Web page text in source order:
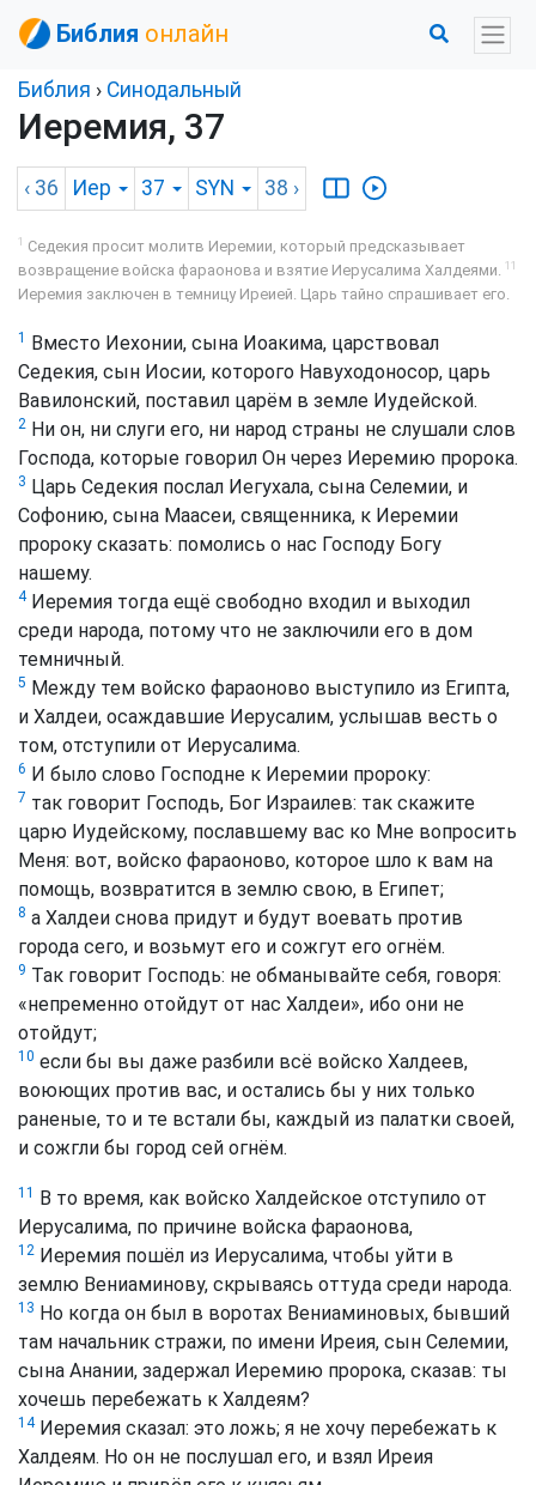
Библия онлайн
Библия › Синодальный
Иеремия, 37
‹ 36 Иер 37 SYN 38 ›
1 Седекия просит молитв Иеремии, который предсказывает
возвращение войска фараонова и взятие Иерусалима Халдеями. 11
Иеремия заключен в темницу Иреией. Царь тайно спрашивает его.
1 Вместо Иехонии, сына Иоакима, царствовал
Седекия, сын Иосии, которого Навуходоносор, царь
Вавилонский, поставил царём в земле Иудейской.
2 Ни он, ни слуги его, ни народ страны не слушали слов
Господа, которые говорил Он через Иеремию пророка.
3 Царь Седекия послал Иегухала, сына Селемии, и
Софонию, сына Маасеи, священника, к Иеремии
пророку сказать: помолись о нас Господу Богу
нашему.
4Иеремия тогда ещё свободно входил и выходил
среди народа, потому что не заключили его в дом
темничный.
5 Между тем войско фараоново выступило из Египта,
и Халдеи, осаждавшие Иерусалим, услышав весть о
том, отступили от Иерусалима.
6 И было слово Господне к Иеремии пророку:
7 так говорит Господь, Бог Израилев: так скажите
царю Иудейскому, пославшему вас ко Мне вопросить
Меня: вот, войско фараоново, которое шло к вам на
помощь, возвратится в землю свою, в Египет;
8 а Халдеи снова придут и будут воевать против
города сего, и возьмут его и сожгут его огнём.
9 Так говорит Господь: не обманывайте себя, говоря:
«непременно отойдут от нас Халдеи», ибо они не
отойдут;
10 если бы вы даже разбили всё войско Халдеев,
воюющих против вас, и остались бы у них только
раненые, то и те встали бы, каждый из палатки своей,
и сожгли бы город сей огнём.
11 В то время, как войско Халдейское отступило от
Иерусалима, по причине войска фараонова,
12 Иеремия пошёл из Иерусалима, чтобы уйти в
землю Вениаминову, скрываясь оттуда среди народа.
13 Но когда он был в воротах Вениаминовых, бывший
там начальник стражи, по имени Иреия, сын Селемии,
сына Анании, задержал Иеремию пророка, сказав: ты
хочешь перебежать к Халдеям?
14Иеремия сказал: это ложь; я не хочу перебежать к
Халдеям. Но он не послушал его, и взял Иреия